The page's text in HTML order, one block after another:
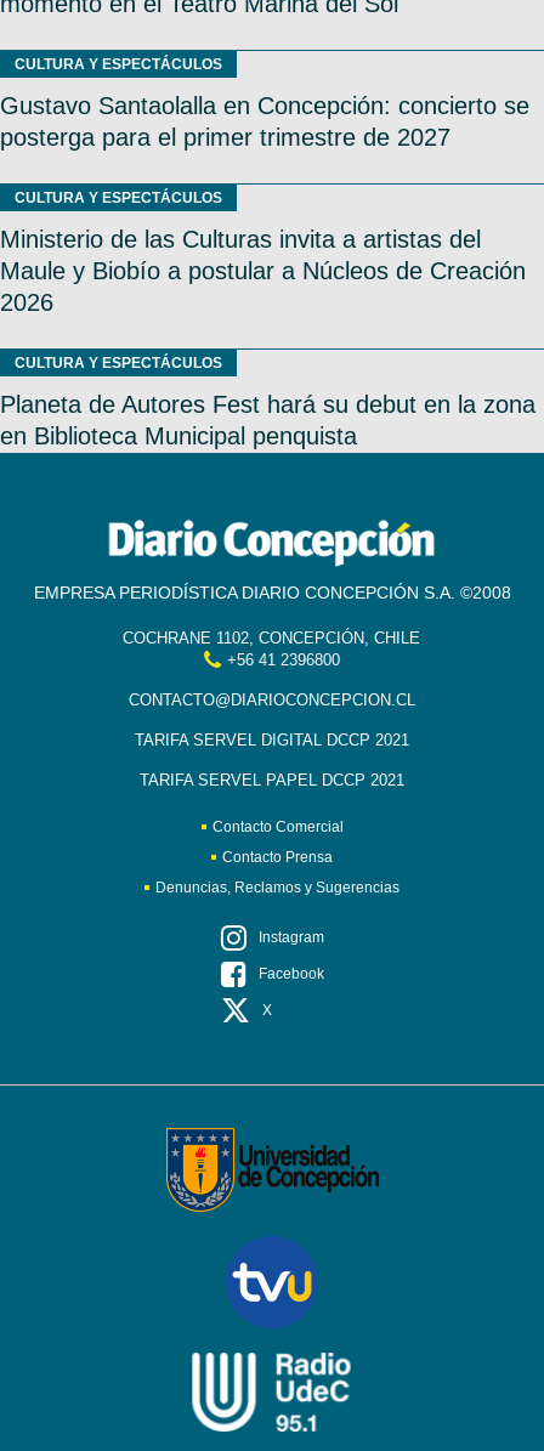
CULTURA Y ESPECTÁCULOS
Gustavo Santaolalla en Concepción: concierto se
posterga para el primer trimestre de 2027
CULTURA Y ESPECTÁCULOS
Ministerio de las Culturas invita a artistas del
Maule y Biobío a postular a Núcleos de Creación
2026
CULTURA Y ESPECTÁCULOS
Planeta de Autores Fest hará su debut en la zona
en Biblioteca Municipal penquista
EMPRESA PERIODÍSTICA DIARIO CONCEPCIÓN S.A. ©2008
COCHRANE 1102, CONCEPCIÓN, CHILE
+56 41 2396800
CONTACTO@DIARIOCONCEPCION.CL
TARIFA SERVEL DIGITAL DCCP 2021
TARIFA SERVEL PAPEL DCCP 2021
Contacto Comercial
Contacto Prensa
Denuncias, Reclamos y Sugerencias
Instagram
Facebook
X